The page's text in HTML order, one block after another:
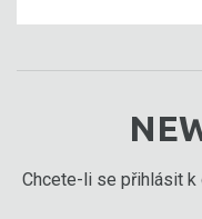
Chcete-li se přihlásit